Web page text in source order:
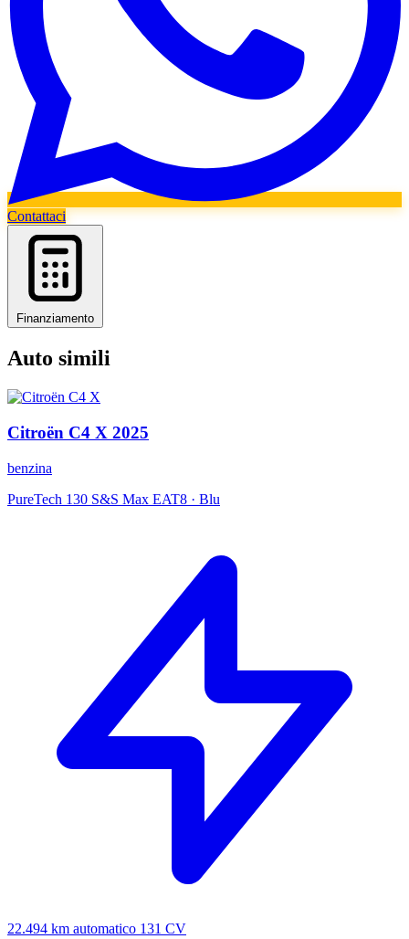
Contattaci
Finanziamento
Auto simili
Citroën C4 X 2025
benzina
PureTech 130 S&S Max EAT8 · Blu
22.494 km automatico 131 CV